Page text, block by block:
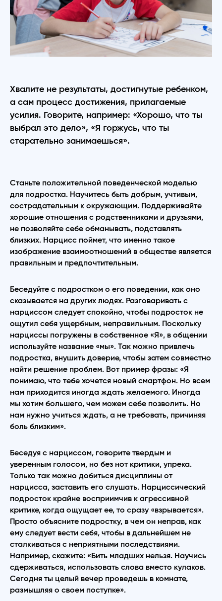
Хвалите не результаты, достигнутые ребенком,
а сам процесс достижения, прилагаемые
усилия. Говорите, например: «Хорошо, что ты
выбрал это дело», «Я горжусь, что ты
старательно занимаешься».
Станьте положительной поведенческой моделью
для подростка. Научитесь быть добрым, учтивым,
сострадательным к окружающим. Поддерживайте
хорошие отношения с родственниками и друзьями,
не позволяйте себе обманывать, подставлять
близких. Нарцисс поймет, что именно такое
изображение взаимоотношений в обществе является
правильным и предпочтительным.
Беседуйте с подростком о его поведении, как оно
сказывается на других людях. Разговаривать с
нарциссом следует спокойно, чтобы подросток не
ощутил себя ущербным, неправильным. Поскольку
нарциссы погружены в собственное «Я», в общении
используйте название «мы». Так можно привлечь
подростка, внушить доверие, чтобы затем совместно
найти решение проблем. Вот пример фразы: «Я
понимаю, что тебе хочется новый смартфон. Но всем
нам приходится иногда ждать желаемого. Иногда
мы хотим большего, чем можем себе позволить. Но
нам нужно учиться ждать, а не требовать, причиняя
боль близким».
Беседуя с нарциссом, говорите твердым и
уверенным голосом, но без нот критики, упрека.
Только так можно добиться дисциплины от
нарцисса, заставить его слушать. Нарциссический
подросток крайне восприимчив к агрессивной
критике, когда ощущает ее, то сразу «взрывается».
Просто объясните подростку, в чем он неправ, как
ему следует вести себя, чтобы в дальнейшем не
сталкиваться с неприятными последствиями.
Например, скажите: «Бить младших нельзя. Научись
сдерживаться, использовать слова вместо кулаков.
Сегодня ты целый вечер проведешь в комнате,
размышляя о своем поступке».